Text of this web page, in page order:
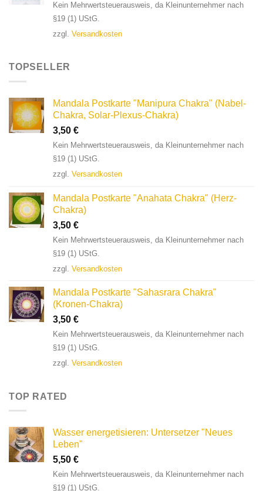
Kein Mehrwertsteuerausweis, da Kleinunternehmer nach
§19 (1) UStG.
zzgl. Versandkosten
TOPSELLER
Mandala Postkarte "Manipura Chakra" (Nabel-
Chakra, Solar-Plexus-Chakra)
3,50 €
Kein Mehrwertsteuerausweis, da Kleinunternehmer nach
§19 (1) UStG.
zzgl. Versandkosten
Mandala Postkarte "Anahata Chakra" (Herz-
Chakra)
3,50 €
Kein Mehrwertsteuerausweis, da Kleinunternehmer nach
§19 (1) UStG.
zzgl. Versandkosten
Mandala Postkarte "Sahasrara Chakra"
(Kronen-Chakra)
3,50 €
Kein Mehrwertsteuerausweis, da Kleinunternehmer nach
§19 (1) UStG.
zzgl. Versandkosten
TOP RATED
Wasser energetisieren: Untersetzer "Neues
Leben"
5,50 €
Kein Mehrwertsteuerausweis, da Kleinunternehmer nach
§19 (1) UStG.